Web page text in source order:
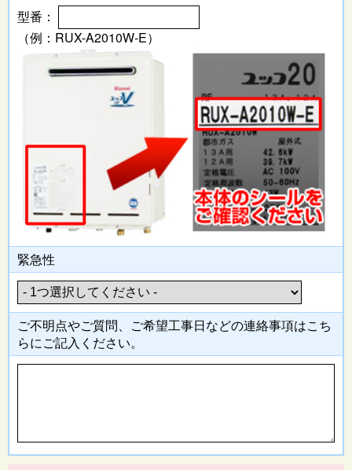
型番：
（例：RUX-A2010W-E）
緊急性
ご不明点やご質問、ご希望工事日などの連絡事項はこち
らにご記入 ください。